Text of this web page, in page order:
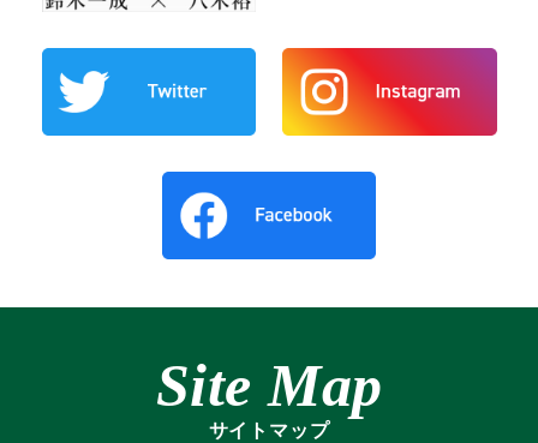
Site Map
サイトマップ